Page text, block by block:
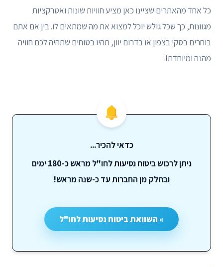
כל אחד מהאתרים שציינו כאן מציע חוויות שונות ואטרקציות
מגוונות, כך שכל גולש יוכל למצוא את מה שמתאים לו. בין אם אתם
בוחרים בסקי בצפון או בדרום יוון, תהיו בטוחים שתהיה לכם חוויה
מהנה ומיוחדת!
כדאי להכיר...
ניתן לרכוש ביטוח נסיעות לחו"ל מראש כ-180 ימים
ובחלק מן החברות עד כ-שנה מראש!
» השוואת ביטוח נסיעות לחו"ל